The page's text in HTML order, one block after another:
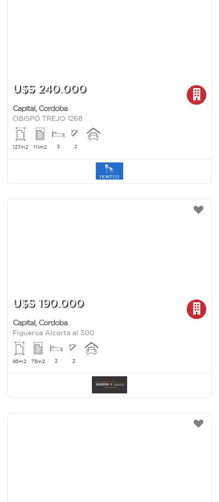
U$S 240.000
Capital, Cordoba
OBISPO TREJO 1268
127m2 111m2 3 2
U$S 190.000
Capital, Cordoba
Figueroa Alcorta al 300
95m2 75m2 2 2